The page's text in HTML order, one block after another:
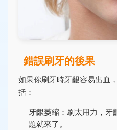
錯誤刷牙的後果
如果你刷牙時牙齦容易出血
括：
牙齦萎縮：刷太用力，牙
題就來了。